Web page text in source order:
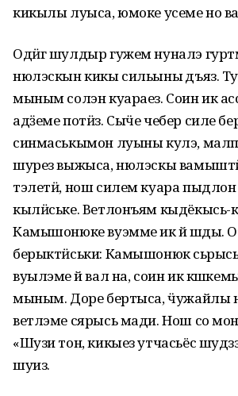
кикылы луыса, юмоке усеме но
Одӥг шулдыр гужем нуналэ
нюлэскын кикы сильыны ӧдъяз.
мыным солэн куараез. Соин ик
адӟеме потӥз. Сыӵе чебер силе
синмаськымон луыны кулэ,
шурез выжыса, нюлэскы
тэлетӥ, нош силем куара
кылӥське. Ветлонъям кыдёкысь-
Камышонюке вуэмме ик ӧй шӧды.
берыктӥськи: Камышонюк
вуылэме ӧй вал на, соин ик
мыным. Доре бертыса, ӵужайлы
ветлэме сярысь мади. Нош со
«Шузи тон, кикыез утчасьёс
шуиз.